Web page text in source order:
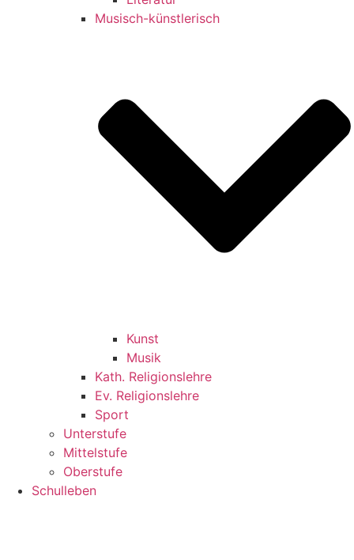
Musisch-künstlerisch
Kunst
Musik
Kath. Religionslehre
Ev. Religionslehre
Sport
Unterstufe
Mittelstufe
Oberstufe
Schulleben